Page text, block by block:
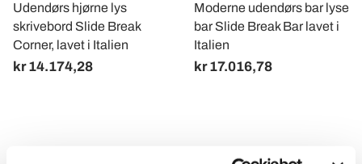
Udendørs hjørne lys
skrivebord Slide Break
Corner, lavet i Italien
kr 14.174,28
Moderne udendørs bar lyse
bar Slide Break Bar lavet i
Italien
kr 17.016,78